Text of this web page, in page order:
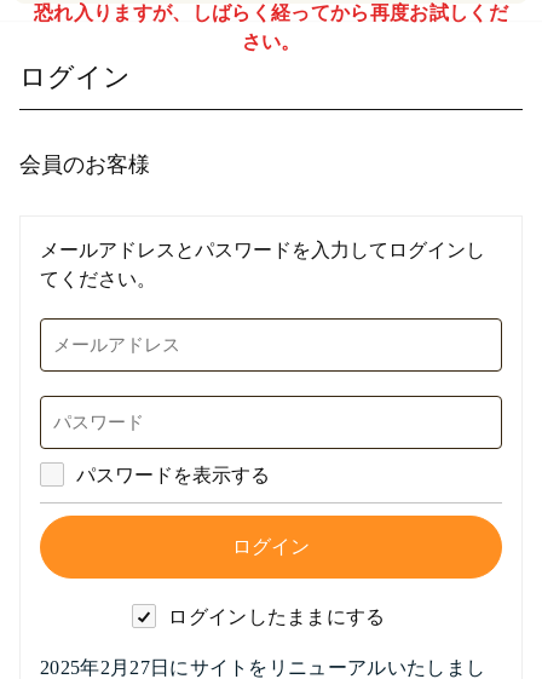
恐れ入りますが、しばらく経ってから再度お試しくだ
さい。
ログイン
会員のお客様
メールアドレスとパスワードを入力してログインし
てください。
パスワードを表示する
ログインしたままにする
2025年2月27日にサイトをリニューアルいたしまし